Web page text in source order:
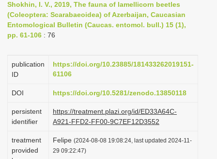
v
i
t
o
Shokhin, I. V., 2019, The fauna of lamellicorn beetles
(Coleoptera: Scarabaeoidea) of Azerbaijan, Caucasian
Entomological Bulletin (Caucas. entomol. bull.) 15 (1),
pp. 61-106 : 76
publication
ID
https://doi.org/10.23885/181433262019151-
61106
DOI https://doi.org/10.5281/zenodo.13850118
persistent
identifier
https://treatment.plazi.org/id/ED33A64C-
A921-FFD2-FF00-9C7EF12D3552
treatment
provided
Felipe (2024-08-08 19:08:24, last updated 2024-11-
29 09:22:47)